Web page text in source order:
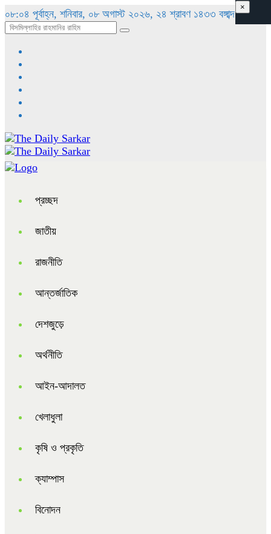
০৮:০৪ পূর্বাহ্ন, শনিবার, ০৮ অগাস্ট ২০২৬, ২৪ শ্রাবণ ১৪৩৩ বঙ্গাব্দ
প্রচ্ছদ
জাতীয়
রাজনীতি
আন্তর্জাতিক
দেশজুড়ে
অর্থনীতি
আইন-আদালত
খেলাধুলা
কৃষি ও প্রকৃতি
ক্যাম্পাস
বিনোদন
×